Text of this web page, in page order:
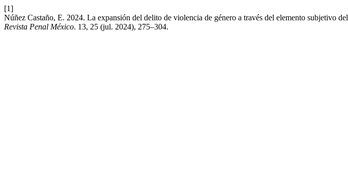
[1]
Núñez Castaño, E. 2024. La expansión del delito de violencia de género a través del elemento subjetivo
Revista Penal México. 13, 25 (jul. 2024), 275–304.